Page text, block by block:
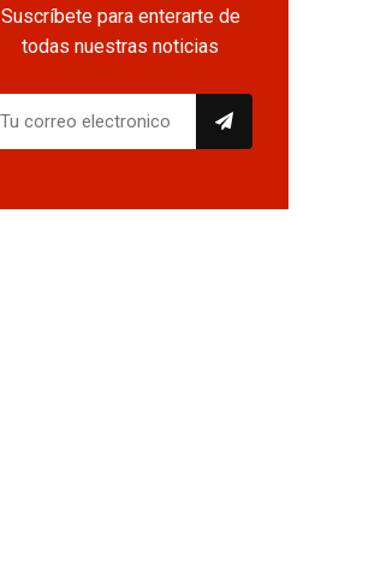
Suscríbete para enterarte de
todas nuestras noticias